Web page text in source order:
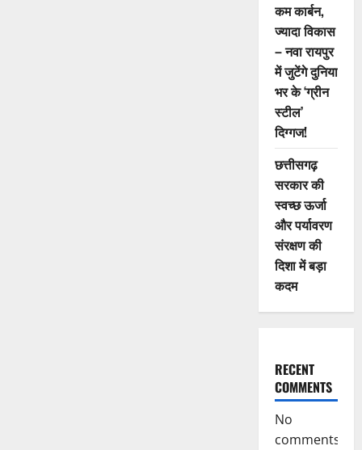
कम कार्बन,
ज्यादा विकास
– नवा रायपुर
में जुटेंगे दुनिया
भर के ‘ग्रीन
स्टील’
दिग्गज!
छत्तीसगढ़
सरकार की
स्वच्छ ऊर्जा
और पर्यावरण
संरक्षण की
दिशा में बड़ा
कदम
RECENT
COMMENTS
No
comments